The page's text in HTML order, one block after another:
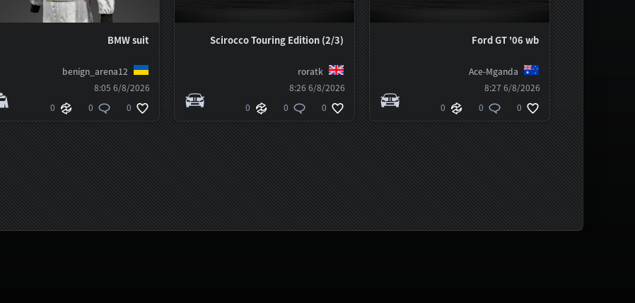
Ford GT '06 wb
Ace-Mganda
6/8/2026 8:27
0
0
0
Scirocco Touring Edition (2/3)
roratk
6/8/2026 8:26
0
0
0
BMW suit
benign_arena12
6/8/2026 8:05
0
0
0